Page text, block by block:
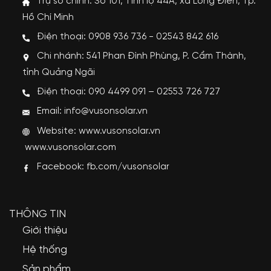
Hồ Chí Minh
Điện thoại: 0908 936 736 - 02543 842 616
Chi nhánh: 541 Phan Đình Phùng, P. Cẩm Thành,
tỉnh Quảng Ngãi
Điện thoại: 090 4499 091 – 02553 726 727
Email: info@vusonsolar.vn
Website:www.vusonsolar.vn
www.vusonsolar.com
Facebook: fb.com/vusonsolar
THÔNG TIN
Giới thiệu
Hệ thống